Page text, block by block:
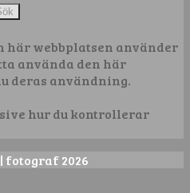
här webbplatsen använder
använda den här
deras användning.
hur du kontrollerar
fotograf 2026